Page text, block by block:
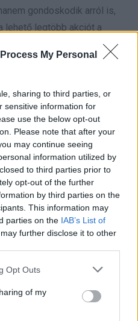
My Personal
sharing to third parties, or
sensitive information for
use the below opt-out
Please note that after your
may continue seeing
information utilized by
to third parties prior to
opt-out of the further
by third parties on the
This information may
parties on the IAB’s List of
further disclose it to other
uses one or more Google
behaviour. You may click to
and its third-party tags to
purposes in below Google
Opt Outs
of my
gondoskodik arról is,
lehető legtöbb akciót a
– tette hozzá Neeson.
így zárta: „Talán a jövő
újabb karrierváltásra készül,
forgatását , amely az
újraindítása, a néhai Leslie
Neeson Frank Drebin
Nielson alakított –
a
mellett.